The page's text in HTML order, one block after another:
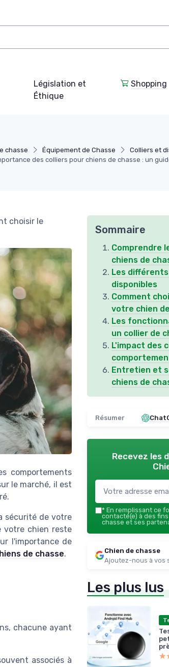
Législation et
Éthique
Shopping
chasse Équipement de Chasse
Colliers et
des colliers pour chiens de chasse : un
choisir le
comportements
le marché, il est
sécurité de votre
votre chien reste
l'importance de
de chasse.
chacune ayant
associés à
Sommaire
Comprendre
chiens de
Les
disponibles
Comment
votre chien
Les
un collier de
L'impact des
Entretien et
chiens de
Résumer
Recevez les
* En remplissant ce
contacté(e) à des
chasse et ses
Chien de chasse
Ajoutez-nous à vos
Les plus lus